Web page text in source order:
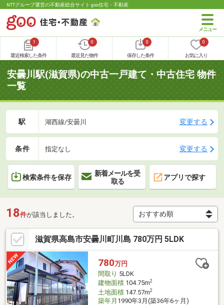
NTTグループ運営の不動産総合サイト goo住宅・不動産
1
最近検索した条件
0
最近見た物件
0
保存した条件
0
お気に入り
安曇川駅(滋賀県)の中古一戸建て・中古住宅 物件
一覧
駅 湖西線/安曇川 変更する
条件 指定なし 変更する
検索条件を保存
新着メールを受
取る
アプリで探す
18件が該当しました。
滋賀県高島市安曇川町川島 780万円 5LDK
780万円
間取り 5LDK
建物面積104.75m2
土地面積147.57m2
築年月 1990年3月(築36年6ヶ月)